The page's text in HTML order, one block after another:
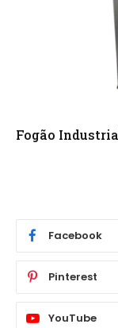
Fogão
Facebook
Pinterest
YouTube